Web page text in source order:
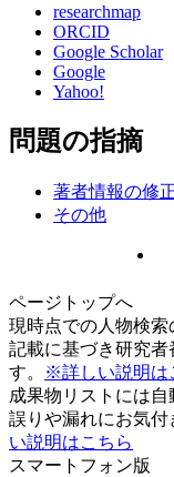
researchmap
ORCID
Google Scholar
Google
Yahoo!
問題の指摘
著者情報の修
その他
ページトップへ
現時点での人物検索
記載に基づき研究
す。
※詳しい説明は
成果物リストには自
誤りや漏れにお気付
い説明はこちら
スマートフォン版